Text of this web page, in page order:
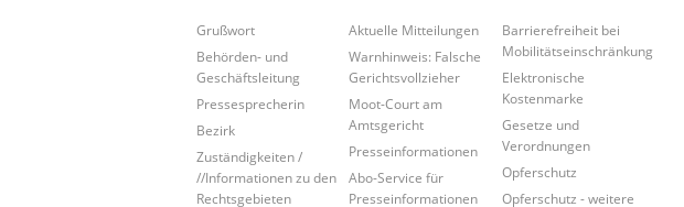
Grußwort
Behörden- und
Geschäftsleitung
Pressesprecherin
Bezirk
Zuständigkeiten /
//Informationen zu den
Rechtsgebieten
Aktuelle Mitteilungen
Warnhinweis: Falsche
Gerichtsvollzieher
Moot-Court am
Amtsgericht
Presseinformationen
Abo-Service für
Presseinformationen
Barrierefreiheit bei
Mobilitätseinschränkung
Elektronische
Kostenmarke
Gesetze und
Verordnungen
Opferschutz
Opferschutz - weitere